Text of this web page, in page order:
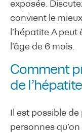
exposée.
convient le
l’hépatite A
l’âge de 6 mois.
Comment
de
Il est possible
personnes